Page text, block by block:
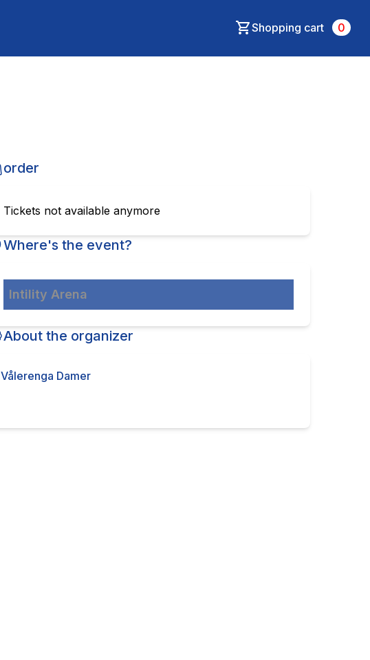
Shopping cart 0
order
Tickets not available anymore
Where's the event?
Intility Arena
About the organizer
Vålerenga Damer